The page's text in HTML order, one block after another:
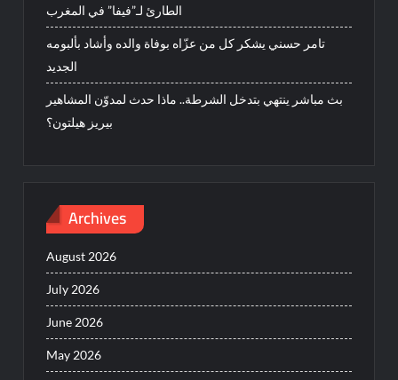
الطارئ لـ”فيفا” في المغرب
تامر حسني يشكر كل من عزّاه بوفاة والده وأشاد بألبومه
الجديد
بث مباشر ينتهي بتدخل الشرطة.. ماذا حدث لمدوّن المشاهير
بيريز هيلتون؟
Archives
August 2026
July 2026
June 2026
May 2026